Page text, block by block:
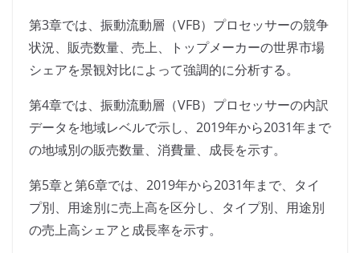
第3章では、振動流動層（VFB）プロセッサーの競争
状況、販売数量、売上、トップメーカーの世界市場
シェアを景観対比によって強調的に分析する。
第4章では、振動流動層（VFB）プロセッサーの内訳
データを地域レベルで示し、2019年から2031年まで
の地域別の販売数量、消費量、成長を示す。
第5章と第6章では、2019年から2031年まで、タイ
プ別、用途別に売上高を区分し、タイプ別、用途別
の売上高シェアと成長率を示す。